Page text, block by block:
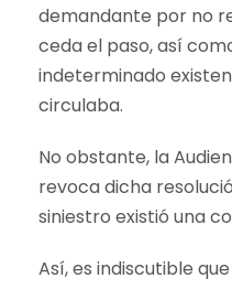
demandante por no
ceda el paso, así
indeterminado
circulaba.
No obstante, la
revoca dicha
siniestro existió una
Así, es indiscutible